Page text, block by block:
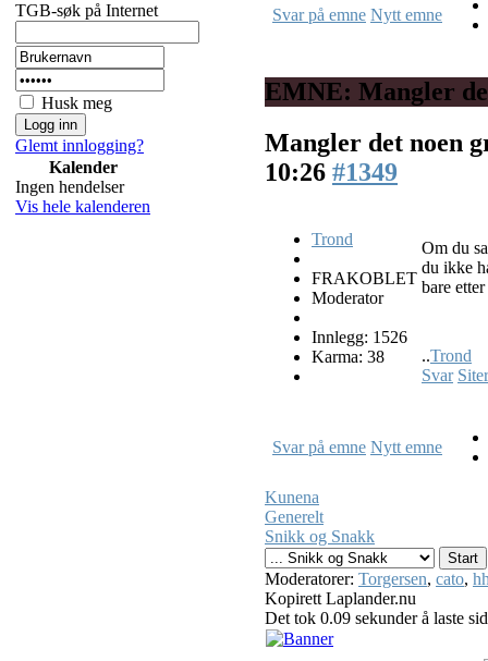
TGB-søk på Internet
Husk meg
Glemt innlogging?
Kalender
Ingen hendelser
Vis hele kalenderen
Svar på emne Nytt emne
EMNE: Mangler
Mangler det noen
10:26 #1349
Trond
FRAKOBLET
Moderator
Innlegg: 1526
Karma: 38
Om du
du ikke
bare
..Trond
Svar Siter
Svar på emne Nytt emne
Kunena
Generelt
Snikk og Snakk
Moderatorer: Torgersen, cato,
Kopirett Laplander.nu
Det tok 0.09 sekunder å laste